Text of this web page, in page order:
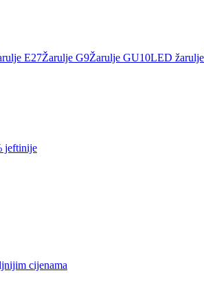
E27Žarulje G9Žarulje GU10LED žarulje
jeftinije
cijenama